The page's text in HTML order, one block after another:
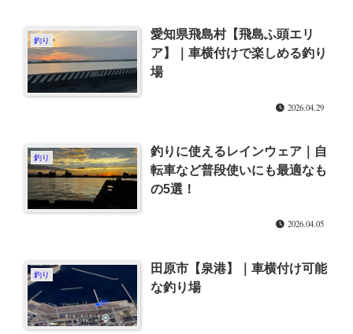
釣り
愛知県飛島村【飛島ふ頭エリ
ア】｜車横付けで楽しめる釣り
場
2026.04.29
釣り
釣りに使えるレインウェア｜自
転車など普段使いにも最適なも
の5選！
2026.04.05
釣り
田原市【泉港】｜車横付け可能
な釣り場